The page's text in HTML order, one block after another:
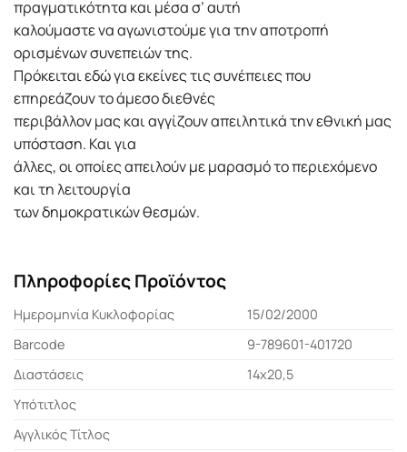
πραγματικότητα και μέσα σ’ αυτή
καλούμαστε να αγωνιστούμε για την αποτροπή
ορισμένων συνεπειών της.
Πρόκειται εδώ για εκείνες τις συνέπειες που
επηρεάζουν το άμεσο διεθνές
περιβάλλον μας και αγγίζουν απειλητικά την εθνική μας
υπόσταση. Και για
άλλες, οι οποίες απειλούν με μαρασμό το περιεχόμενο
και τη λειτουργία
των δημοκρατικών θεσμών.
Πληροφορίες Προϊόντος
Ημερομηνία Κυκλοφορίας
15/02/2000
Barcode
9-789601-401720
Διαστάσεις
14x20,5
Υπότιτλος
Αγγλικός Τίτλος